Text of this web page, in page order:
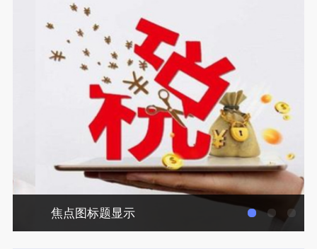
焦点图标题显示